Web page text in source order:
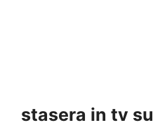
stasera in tv su